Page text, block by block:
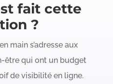
fait cette
?
main s’adresse aux
être qui ont un budget
de visibilité en ligne.